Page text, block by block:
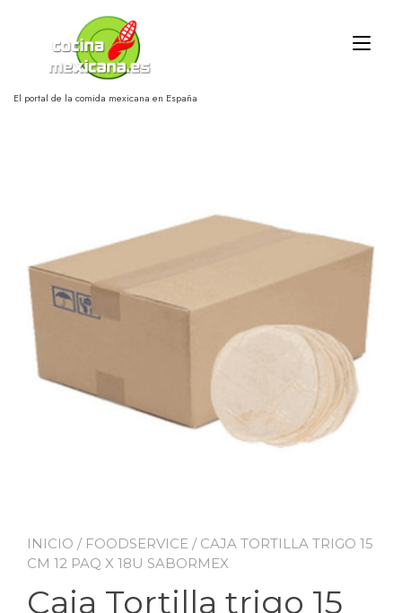
contenido
El portal de la comida mexicana en España
INICIO / FOODSERVICE / CAJA TORTILLA TRIGO 15
CM 12 PAQ X 18U SABORMEX
Caja Tortilla trigo 15